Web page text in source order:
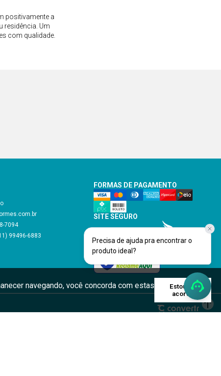
Um
navegando, você concorda com estas
Estou de
acordo
Precisa de ajuda pra encontrar o
produto ideal?